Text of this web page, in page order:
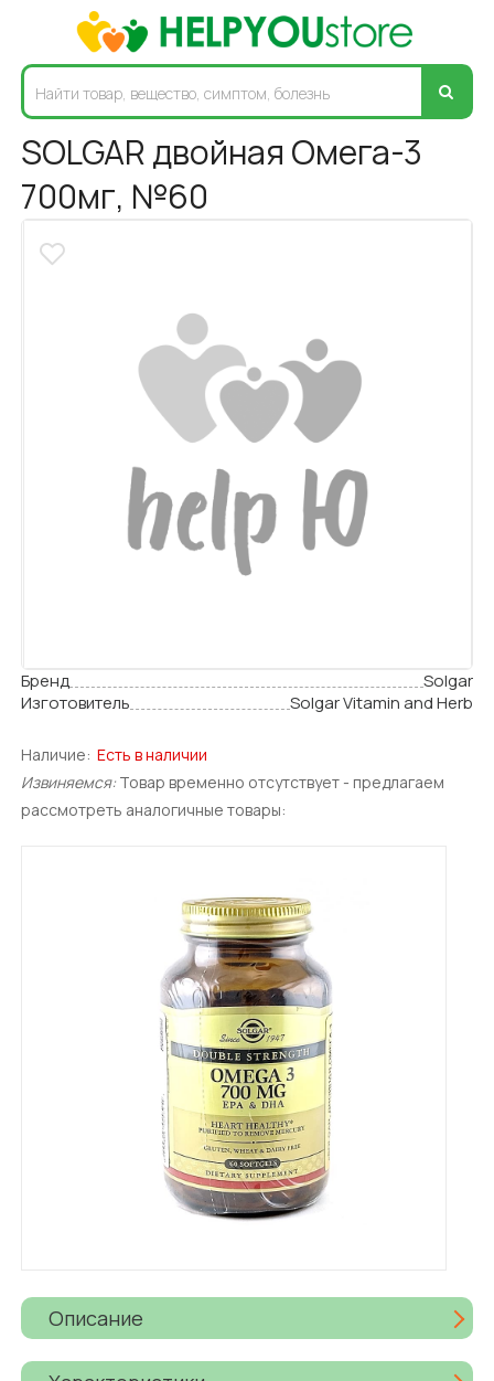
SOLGAR двойная Омега-3
700мг, №60
Бренд
Solgar
Изготовитель
Solgar Vitamin and Herb
Наличие: Есть в наличии
Извиняемся: Товар временно отсутствует - предлагаем
рассмотреть аналогичные товары:
Описание